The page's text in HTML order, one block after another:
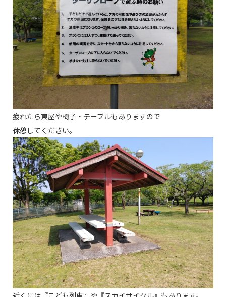
疲れたら東屋や椅子・テーブルもありますので
休憩してください。